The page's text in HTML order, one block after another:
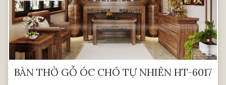
BÀN THỜ GỖ ÓC CHÓ TỰ NHIÊN HT-6017